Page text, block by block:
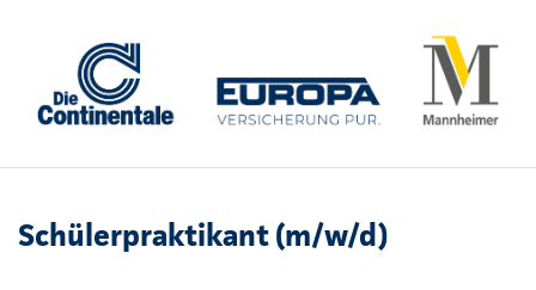
Schülerpraktikant (m/w/d)